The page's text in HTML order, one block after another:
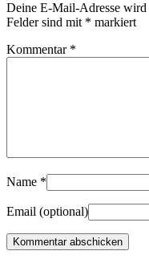
Deine E-Mail-Adresse
Felder sind mit * markiert
Kommentar *
Name *
Email (optional)